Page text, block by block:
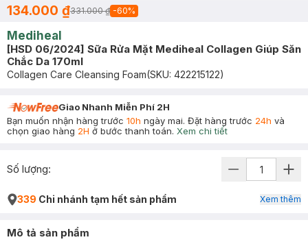
134.000 ₫331.000 ₫ -60%
Mediheal
[HSD 06/2024] Sữa Rửa Mặt Mediheal Collagen Giúp Săn
Chắc Da 170ml
Collagen Care Cleansing Foam(SKU: 422215122)
Giao Nhanh Miễn Phí 2H
Bạn muốn nhận hàng trước 10h ngày mai. Đặt hàng trước 24h và
chọn giao hàng 2H ở bước thanh toán. Xem chi tiết
Số lượng:
339 Chi nhánh tạm hết sản phẩm Xem thêm
Mô tả sản phẩm